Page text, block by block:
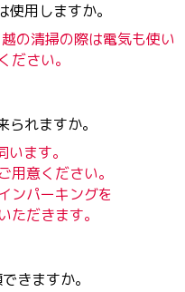
用しますか。
の清掃の際は電気も使い
ださい。
れますか。
ます。
用意ください。
ンパーキングを
ただきます。
きますか。